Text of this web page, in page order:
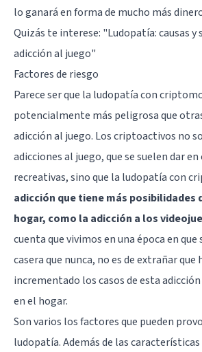
lo ganará en forma de mucho más
Quizás te interese: "Ludopatía: causas y
adicción al juego"
Factores de riesgo
Parece ser que la ludopatía con
potencialmente más peligrosa que
adicción al juego. Los criptoactivos no
adicciones al juego, que se suelen dar en
recreativas, sino que la ludopatía con
adicción que tiene más posibilidades
hogar, como la adicción a los
cuenta que vivimos en una época en que
casera que nunca, no es de extrañar que
incrementado los casos de esta adicción
en el hogar.
Son varios los factores que pueden
ludopatía. Además de las